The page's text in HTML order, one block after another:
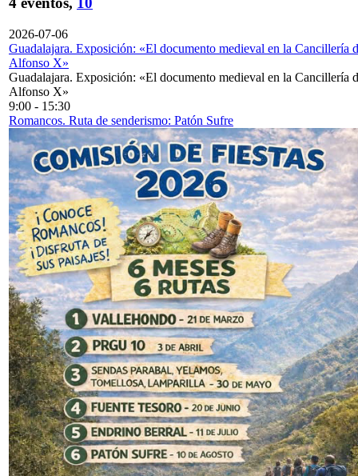
2026-07-06
Guadalajara. Exposición: «El documento medieval en la Cancillería
Alfonso X»
Guadalajara. Exposición: «El documento medieval en la Cancillería
Alfonso X»
9:00 - 15:30
Romancos. Ruta de senderismo: Patón Sufre